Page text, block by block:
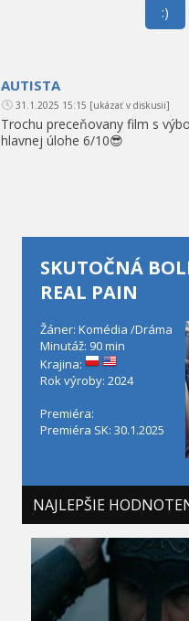
:)
AUTISTA
31.1.2025 15:15 [ukázať v diskusii]
Trochu preceňovany film s
hlavnej úlohe 6/10😎
SKUTOČNÁ
REAL PAIN
Žáner: Komédia /Dráma
Minutáž: 90 min
Krajina:
Rok výroby: 2024
Premiéra:
Premiéra SK: 30.1.2025
NAJLEPŠIE